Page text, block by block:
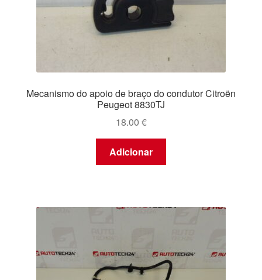
Mecanismo do apoio de braço do condutor Citroën
Peugeot 8830TJ
18.00 €
Adicionar